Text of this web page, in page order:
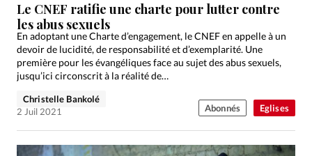
Eglises
Le CNEF ratifie une charte pour lutter contre
les abus sexuels
En adoptant une Charte d’engagement, le CNEF en appelle à un
devoir de lucidité, de responsabilité et d’exemplarité. Une
première pour les évangéliques face au sujet des abus sexuels,
jusqu’ici circonscrit à la réalité de…
Christelle Bankolé
2 Juil 2021
Abonnés